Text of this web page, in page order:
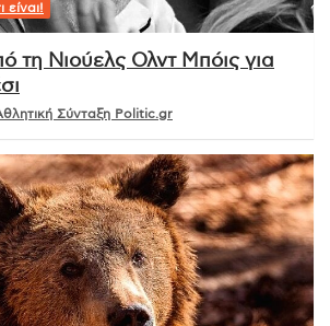
είναι!
τη Νιούελς Ολντ Μπόις για
Σύνταξη Politic.gr